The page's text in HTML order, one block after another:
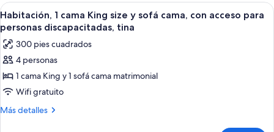
sofá
cama,
con
acceso
para
personas
discapacitadas,
tina
cama
King
size
y
sofá
con
acceso
personas
Abrir
todas
las
fotos
de
Habitación,
1
cama
Un espacio de oficina moderno con
5
Habitación, 1 cama King size y sofá cama, con acceso para
personas discapacitadas, tina
300 pies cuadrados
4 personas
1 cama King y 1 sofá cama matrimonial
Wifi gratuito
Más detalles
Más